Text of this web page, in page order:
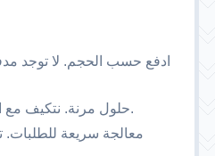
ادفع حسب الحجم. لا توجد
حلول مرنة. نتكيف مع احتياجاتك، وليس العكس.
معالجة سريعة